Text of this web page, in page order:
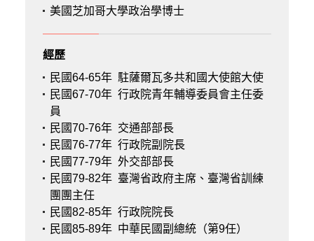
美國芝加哥大學政治學博士
經歷
民國64-65年 駐薩爾瓦多共和國大使館大使
民國67-70年行政院青年輔導委員會主任委
員
民國70-76年交通部部長
民國76-77年 行政院副院長
民國77-79年外交部部長
民國79-82年 臺灣省政府主席、臺灣省訓練
團團主任
民國82-85年行政院院長
民國85-89年中華民國副總統（第9任）